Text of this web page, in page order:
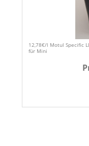
12,78€/l Motul Specific
für Mini